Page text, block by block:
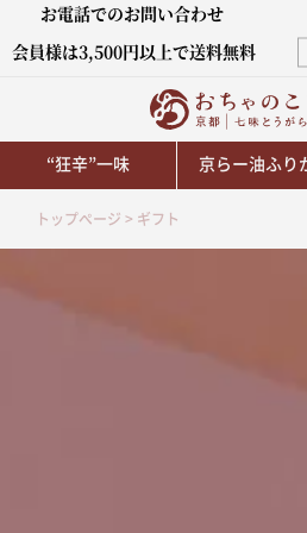
お電話でのお問い合わせ
会員様は3,500円以上で送料無料
“狂辛”一味 京らー油ふり
トップページ ギフト